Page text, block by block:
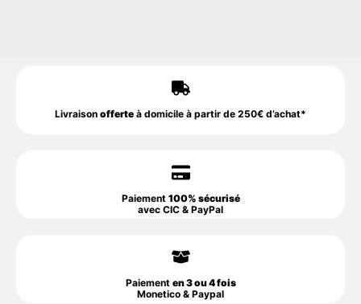
Livraison offerte à domicile à partir de 250€ d’achat*
Paiement 100% sécurisé
avec CIC & PayPal
Paiement en 3 ou 4 fois
Monetico & Paypal